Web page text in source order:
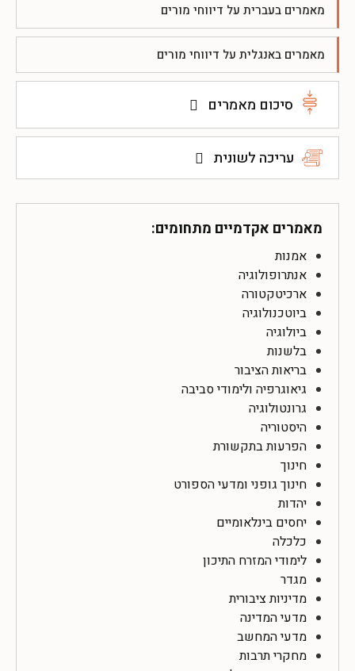
מאמרים בעברית על דיווחי מורים
מאמרים באנגלית על דיווחי מורים
סיכום מאמרים
עריכה לשונית
מאמרים אקדמיים מתחומים:
אמנות
אנתרופולוגיה
ארכיטקטורה
ביוטכנולוגיה
ביולוגיה
בלשנות
בריאות הציבור
גיאוגרפיה ולימודי סביבה
גרונטולוגיה
היסטוריה
הפרעות בתקשורת
חינוך
חינוך גופני ומדעי הספורט
יהדות
יחסים בינלאומיים
כלכלה
לימודי המזרח התיכון
מגדר
מדיניות ציבורית
מדעי המדינה
מדעי המחשב
מחקרי תרבות